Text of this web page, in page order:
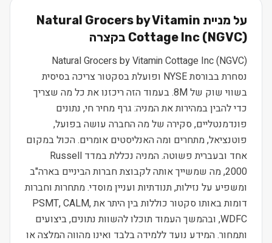
על מניית Natural Grocers by Vitamin
Cottage Inc (NGVC) בקצרה
Natural Grocers by Vitamin Cottage Inc (NGVC)
נסחרת בבורסת NYSE ופועלת בסקטור צריכה בסיסית
בשווי שוק של 8M. בעמוד הזה ריכזנו את כל מה שצריך
כדי להבין במהירות את המניה: גרף מחיר חי, נתונים
פונדמנטליים, סקירה של מה החברה עושה בפועל,
פוטנציאל, מתחרים ומה האנליסטים אומרים. הכול במקום
אחד ובעברית פשוטה. המניה נכללת במדד Russell
2000, מה שמשייך אותה לקבוצת חברות הביניים בארה"ב
ומשפיע על נזילות, תנודתיות ועניין מוסדי. מתחרות וחברות
דומות באותו סקטור כוללות בין היתר את PSMT, CALM,
WDFC, ובהמשך העמוד תוכלו להשוות נתונים, ביצועים
ותמחור. המידע נועד ללמידה בלבד ואינו מהווה המלצה או